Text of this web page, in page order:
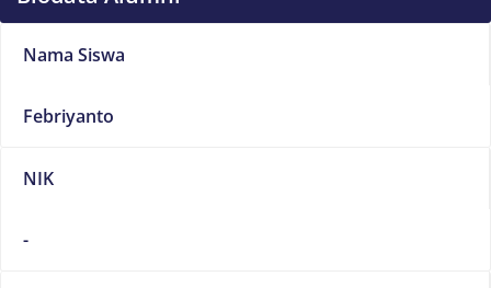
Nama Siswa
Febriyanto
NIK
-